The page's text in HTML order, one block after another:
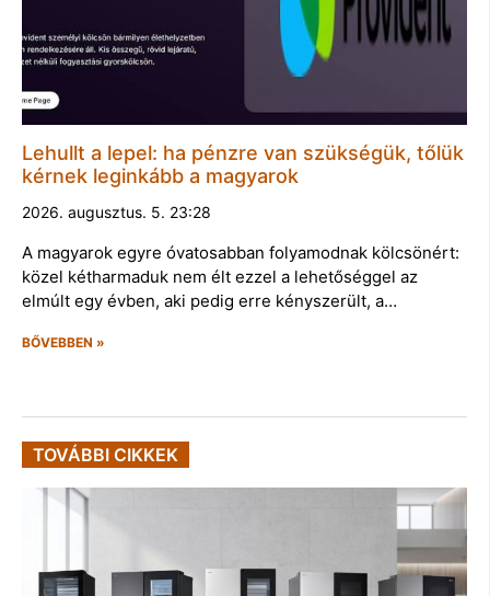
Lehullt a lepel: ha pénzre van szükségük, tőlük
kérnek leginkább a magyarok
2026. augusztus. 5. 23:28
A magyarok egyre óvatosabban folyamodnak kölcsönért:
közel kétharmaduk nem élt ezzel a lehetőséggel az
elmúlt egy évben, aki pedig erre kényszerült, a…
BŐVEBBEN »
TOVÁBBI CIKKEK